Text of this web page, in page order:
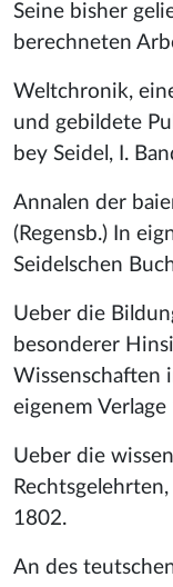
Seine bisher
berechneten
Weltchronik,
und gebildete
bey Seidel, I.
Annalen der
(Regensb.) In
Seidelschen
Ueber die
besonderer
Wissenschaften
eigenem Verlage
Ueber die
1802.
An des